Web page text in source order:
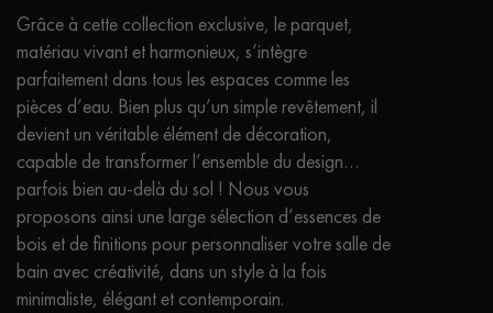
Grâce à cette collection exclusive, le parquet,
matériau vivant et harmonieux, s’intègre
parfaitement dans tous les espaces comme les
pièces d’eau. Bien plus qu’un simple revêtement, il
devient un véritable élément de décoration,
capable de transformer l’ensemble du design…
parfois bien au-delà du sol ! Nous vous
proposons ainsi une large sélection d’essences de
bois et de finitions pour personnaliser votre salle de
bain avec créativité, dans un style à la fois
minimaliste, élégant et contemporain.